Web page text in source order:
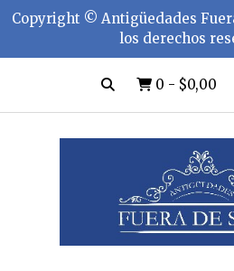
Copyright ©️ Antigüedades
los derechos
0 - $0,00